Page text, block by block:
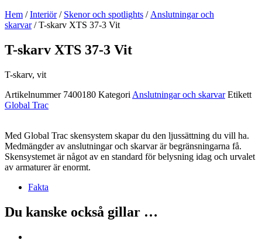
Hem /Interiör/ Skenor och spotlights / Anslutningar och
skarvar/ T-skarv XTS 37-3 Vit
T-skarv XTS 37-3 Vit
T-skarv, vit
Artikelnummer 7400180 Kategori Anslutningar och skarvar Etikett
Global Trac
Med Global Trac skensystem skapar du den ljussättning du vill ha.
Medmängder av anslutningar och skarvar är begränsningarna få.
Skensystemet är något av en standard för belysning idag och urvalet
av armaturer är enormt.
Fakta
Du kanske också gillar …